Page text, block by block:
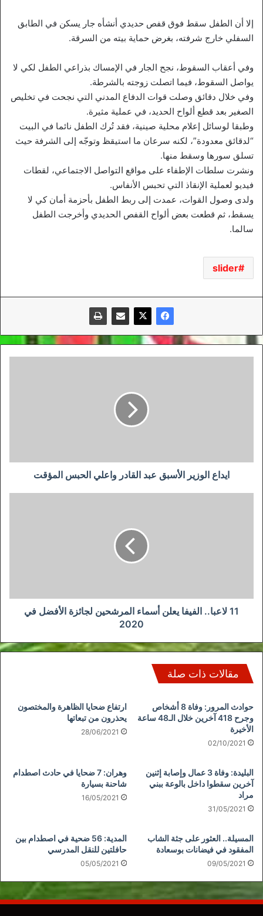
إلا أن الطفل سقط فوق قفص حديدي أنشأه جار يسكن في الطابق
السفلي خارج شرفته، بغرض حماية بيته من السرقة.
وفي أعقاب السقوط، نجح الجار في الإمساك بذراعي الطفل لكي لا
يواصل السقوط، فيما اتصلت زوجته بالشرطة.
وفي خلال دقائق وصلت قوات الدفاع المدني التي نجحت في تخليص
الصغير بعد قطع ألواح الحديد، في عملية مثيرة.
وطبقا لوسائل إعلام محلية صينية، فقد تُرك الطفل نائما في البيت
“لدقائق معدودة”، لكنه سرعان ما استيقظ وتوجّه إلى الشرفة حيث
تسلق سورها وسقط منها.
ونشرت سلطات الإطفاء على مواقع التواصل الاجتماعي، لقطات
فيديو لعملية الإنقاذ التي تحبس الأنفاس.
ولدى وصول القوات، عمدت إلى ربط الطفل بأحزمة أمان كي لا
يسقط، ثم قطعت بعض ألواح القفص الحديدي وأخرجت الطفل
سالما.
slider
ايداع الوزير الأسبق عبد القادر واعلي الحبس المؤقت
في
2020
11 لاعبا.. الفيفا يعلن أسماء المرشحين لجائزة الأفضل في
2020
مقالات ذات صلة
حوادث المرور: وفاة 8 أشخاص
وجرح 418 آخرين خلال الـ48 ساعة
الأخيرة
02/10/2021
ارتفاع ضحايا الظاهرة والمختصون
يحذرون من تبعاتها
28/06/2021
البليدة: وفاة 3 عمال وإصابة إثنين
آخرين سقطوا داخل بالوعة ببني
مراد
31/05/2021
وهران: 7 ضحايا في حادث اصطدام
شاحنة بسيارة
16/05/2021
المسيلة.. العثور على جثة الشاب
المفقود في فيضانات بوسعادة
09/05/2021
المدية: 56 ضحية في اصطدام بين
حافلتين للنقل المدرسي
05/05/2021